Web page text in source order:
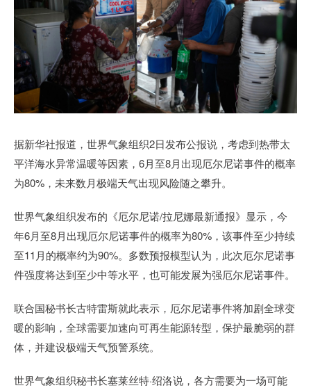
据新华社报道，世界气象组织2日发布公报说，考虑到热带太
平洋海水异常温暖等因素，6月至8月出现厄尔尼诺事件的概率
为80%，未来数月极端天气出现风险随之攀升。
世界气象组织发布的《厄尔尼诺/拉尼娜最新通报》显示，今
年6月至8月出现厄尔尼诺事件的概率为80%，该事件至少持续
至11月的概率约为90%。多数预报模型认为，此次厄尔尼诺事
件强度将达到至少中等水平，也可能发展为强厄尔尼诺事件。
联合国秘书长古特雷斯就此表示，厄尔尼诺事件将加剧全球变
暖的影响，全球需要加速向可再生能源转型，保护最脆弱的群
体，并建设极端天气预警系统。
世界气象组织秘书长塞莱丝特·绍洛说，各方需要为一场可能